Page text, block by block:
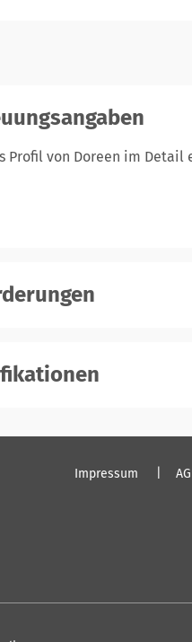
Profil von Doreen im Detail
Impressum